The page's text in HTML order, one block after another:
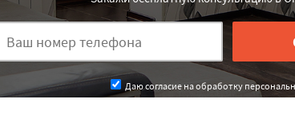
Даю согласие на обработку